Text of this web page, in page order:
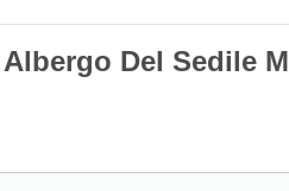
Albergo Del Sedile